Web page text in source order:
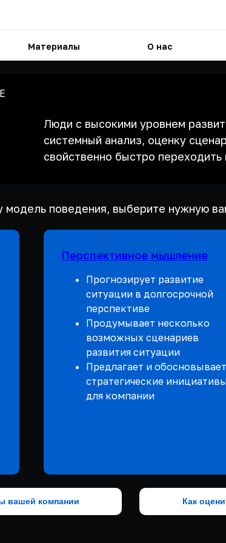
Материалы О нас
Люди с высокими уровнем
системный анализ, оценку
свойственно быстро переходить
модель поведения, выберите нужную
Перспективное мышление
Прогнозирует развитие
ситуации в долгосрочной
перспективе
Продумывает несколько
возможных сценариев
развития ситуации
Предлагает и обосновывает
стратегические
для компании
Как
вашей компании